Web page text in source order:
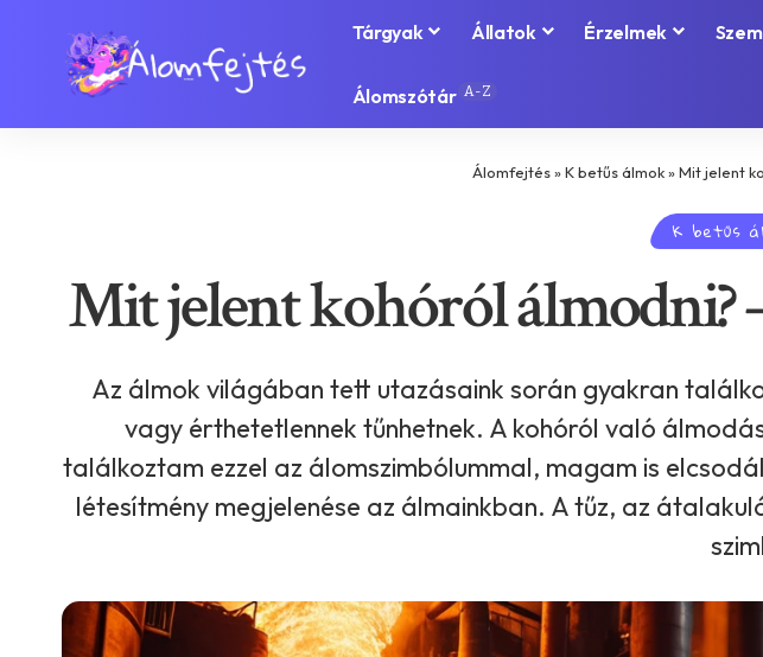
Tárgyak Állatok Érzelmek
Álomszótár A-Z
Álomfejtés»K betűs álmok»Mit jelent
K betűs
Mit jelent kohóról álmodni?
Az álmok világában tett utazásaink során gyakran
vagy érthetetlennek tűnhetnek. A kohóról való
találkoztam ezzel az álomszimbólummal, magam is
létesítmény megjelenése az álmainkban. A tűz, az